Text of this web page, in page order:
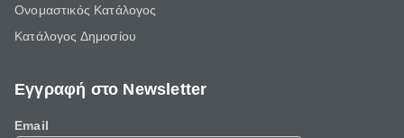
Ονομαστικός Κατάλογος
Κατάλογος Δημοσίου
Εγγραφή στο Newsletter
Email